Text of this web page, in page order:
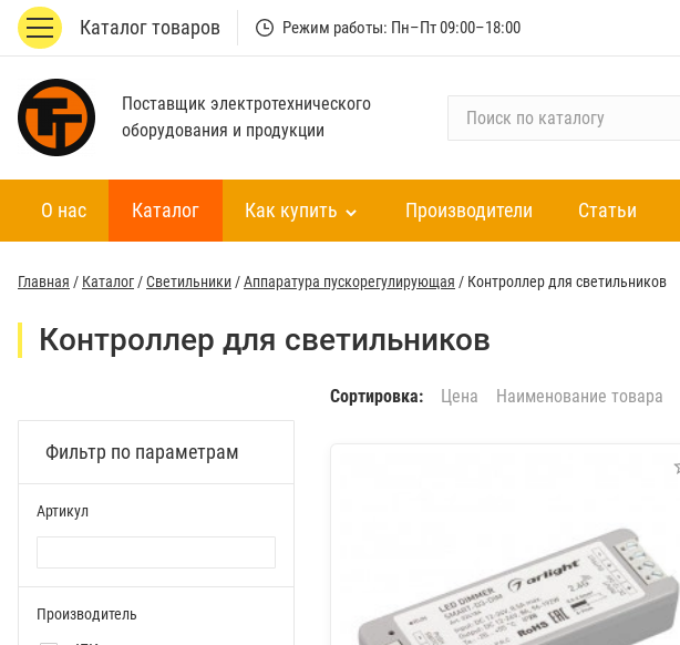
Каталог товаров Режим работы: Пн–Пт 09:00–18:00
Поставщик электротехнического
оборудования и продукции
с
к
п
к
т
л
О нас Каталог Как купить Производители Статьи
Главная / Каталог/Светильники /Аппаратура пускорегулирующая / Контроллер для светильников
Контроллер для светильников
Фильтр по параметрам
Артикул
Производитель
Сортировка: Цена Наименование товара